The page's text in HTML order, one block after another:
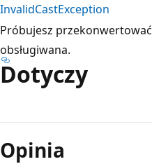
InvalidCastException
Próbujesz przekonwertować
obsługiwana.
Dotyczy
Opinia